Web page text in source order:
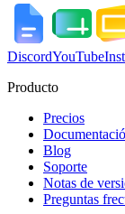
DiscordYouTube
Producto
Precios
Blog
Soporte
Notas de
Preguntas